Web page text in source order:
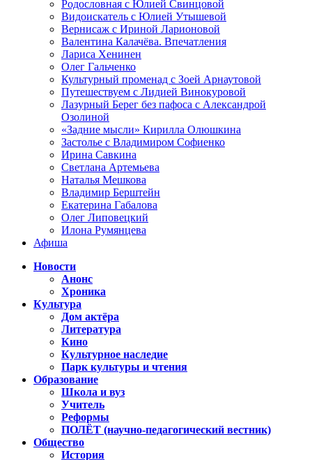
Родословная с Юлией Свинцовой
Видоискатель с Юлией Утышевой
Вернисаж с Ириной Ларионовой
Валентина Калачёва. Впечатления
Лариса Хенинен
Олег Гальченко
Культурный променад с Зоей Арнаутовой
Путешествуем с Лидией Винокуровой
Лазурный Берег без пафоса с Александрой
Озолиной
«Задние мысли» Кирилла Олюшкина
Застолье с Владимиром Софиенко
Ирина Савкина
Светлана Артемьева
Наталья Мешкова
Владимир Берштейн
Екатерина Габалова
Олег Липовецкий
Илона Румянцева
Афиша
Новости
Анонс
Хроника
Культура
Дом актёра
Литература
Кино
Культурное наследие
Парк культуры и чтения
Образование
Школа и вуз
Учитель
Реформы
ПОЛЁТ (научно-педагогический вестник)
Общество
История